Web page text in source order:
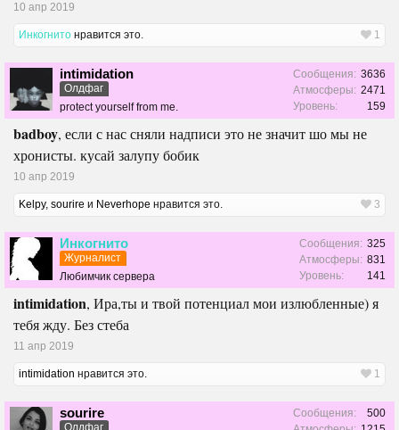
10 апр 2019
Инкогнито нравится это. 1
intimidation
Олдфаг
protect yourself from me.
Сообщения: 3636
Атмосферы: 2471
Уровень:
159
badboy, если с нас сняли надписи это не значит шо мы не
хронисты. кусай залупу бобик
10 апр 2019
Kelpy, sourire и Neverhope нравится это. 3
Инкогнито
Журналист
Любимчик сервера
Сообщения: 325
Атмосферы: 831
Уровень:
141
intimidation, Ира,ты и твой потенциал мои излюбленные) я
тебя жду. Без стеба
11 апр 2019
intimidation нравится это. 1
sourire Сообщения:
500